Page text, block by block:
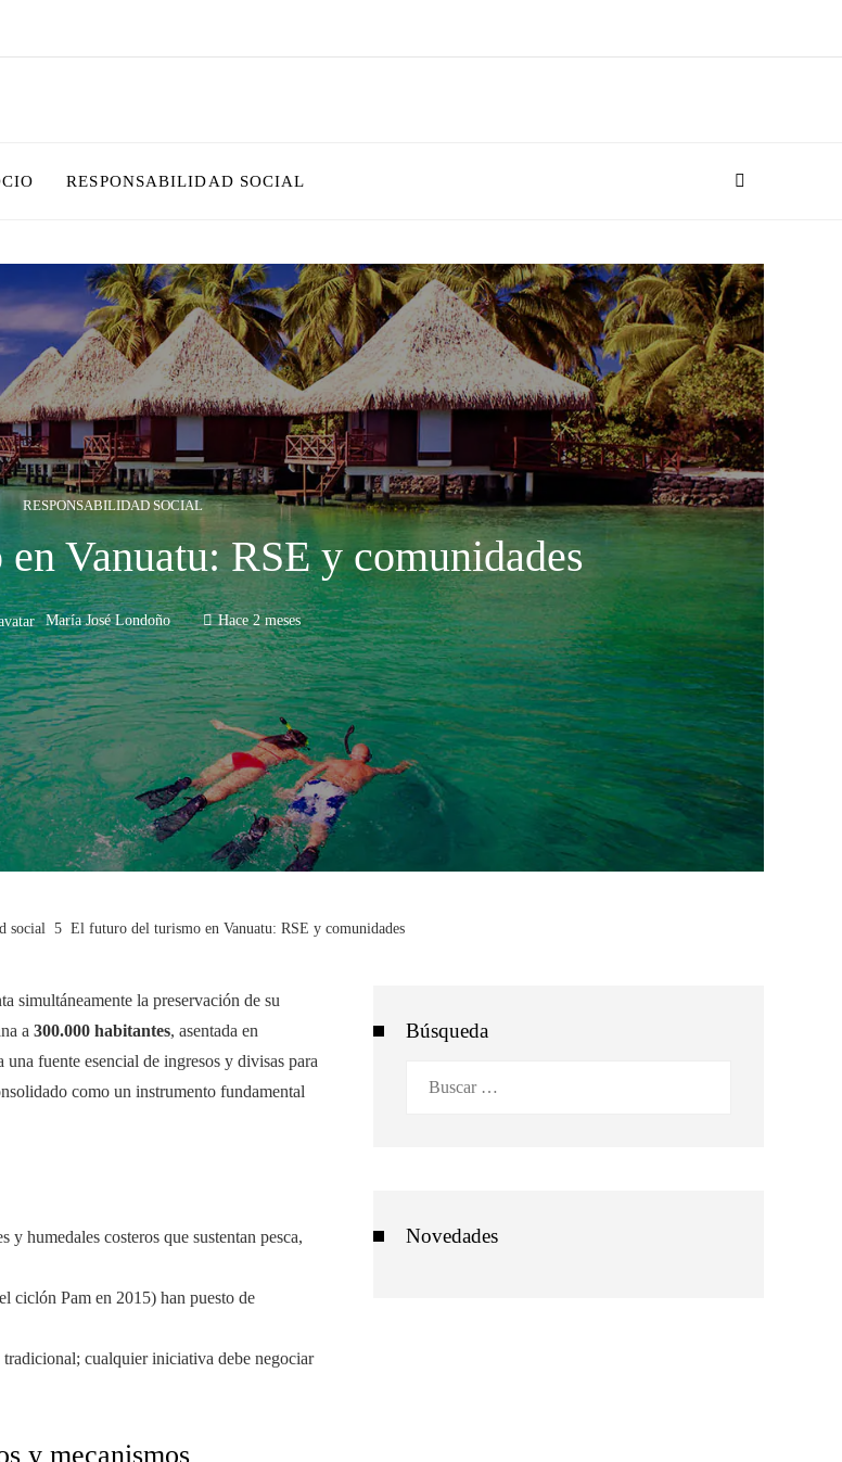
RESPONSABILIDAD SOCIAL
RESPONSABILIDAD SOCIAL
Vanuatu: RSE y comunidades
María José Londoño Hace 2 meses
social El futuro del turismo en Vanuatu: RSE y comunidades
simultáneamente la preservación de su
a 300.000 habitantes, asentada en
fuente esencial de ingresos y divisas para
como un instrumento fundamental
y humedales costeros que sustentan pesca,
ciclón Pam en 2015) han puesto de
cualquier iniciativa debe negociar
y mecanismos
Búsqueda
Novedades